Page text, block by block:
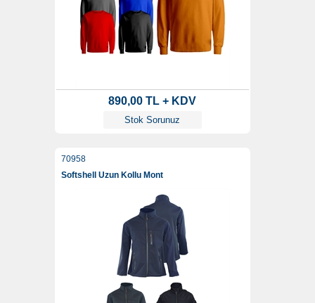
890,00 TL + KDV
Stok Sorunuz
70958
Softshell Uzun Kollu Mont